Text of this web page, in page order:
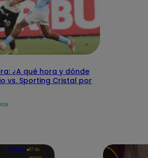
¿A qué hora y dónde
vs. Sporting Cristal por
Mundo 07 de